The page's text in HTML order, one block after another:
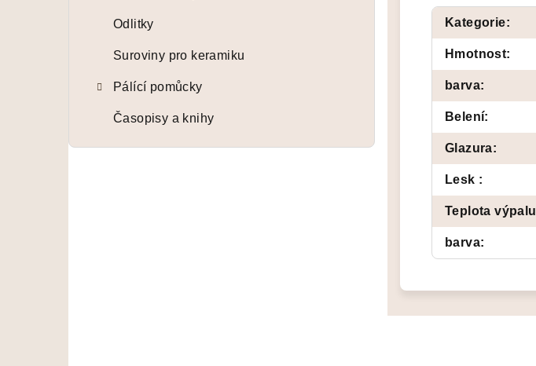
Odlitky
Suroviny pro keramiku
Pálící pomůcky
Časopisy a knihy
Kategorie:
Hmotnost:
barva:
Belení:
Glazura:
Lesk :
Teplota výpalu
barva: